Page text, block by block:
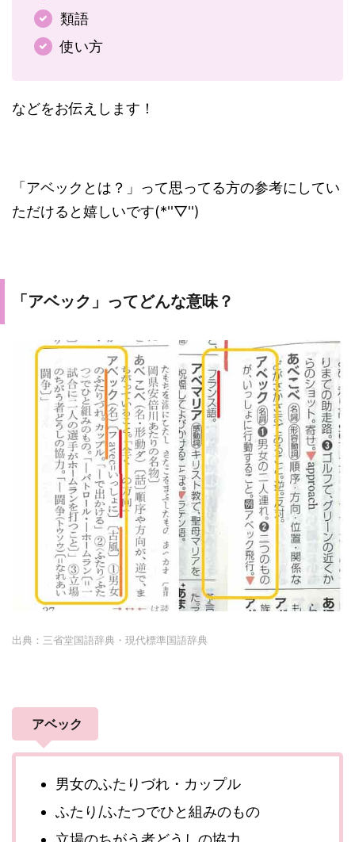
類語
使い方
などをお伝えします！
「アベックとは？」って思ってる方の参考にしてい
ただけると嬉しいです(*''▽'')
「アベック」ってどんな意味？
出典：三省堂国語辞典・現代標準国語辞典
アベック
男女のふたりづれ・カップル
ふたり/ふたつでひと組みのもの